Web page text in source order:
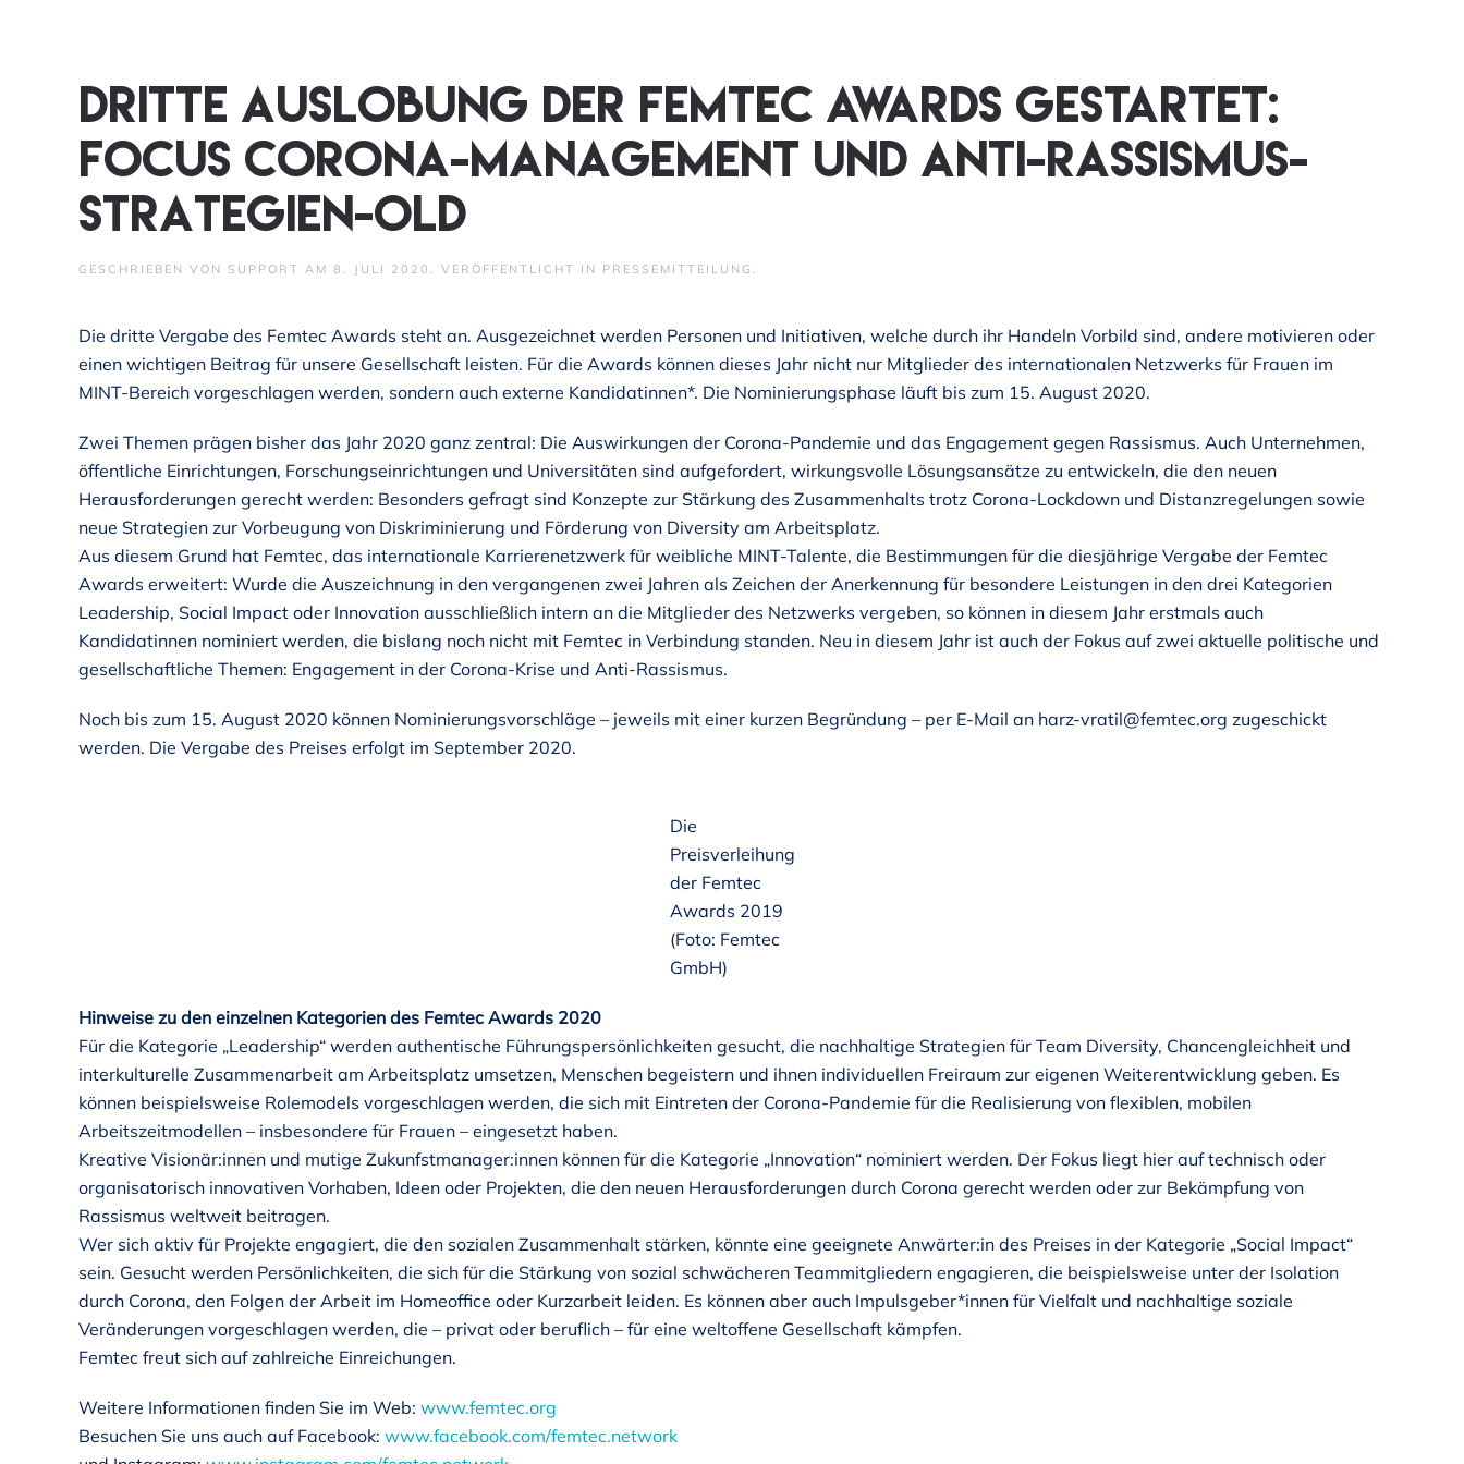
Dritte Auslobung der Femtec Awards gestartet:
Focus Corona-Management und Anti-Rassismus-
Strategien-old
GESCHRIEBEN VON SUPPORT AM 8. JULI 2020 . VERÖFFENTLICHT IN PRESSEMITTEILUNG .
Die dritte Vergabe des Femtec Awards steht an. Ausgezeichnet werden Personen und Initiativen, welche durch ihr Handeln Vorbild sind, andere motivieren oder
einen wichtigen Beitrag für unsere Gesellschaft leisten. Für die Awards können dieses Jahr nicht nur Mitglieder des internationalen Netzwerks für Frauen im
MINT-Bereich vorgeschlagen werden, sondern auch externe Kandidatinnen*. Die Nominierungsphase läuft bis zum 15. August 2020.
Zwei Themen prägen bisher das Jahr 2020 ganz zentral: Die Auswirkungen der Corona-Pandemie und das Engagement gegen Rassismus. Auch Unternehmen,
öffentliche Einrichtungen, Forschungseinrichtungen und Universitäten sind aufgefordert, wirkungsvolle Lösungsansätze zu entwickeln, die den neuen
Herausforderungen gerecht werden: Besonders gefragt sind Konzepte zur Stärkung des Zusammenhalts trotz Corona-Lockdown und Distanzregelungen sowie
neue Strategien zur Vorbeugung von Diskriminierung und Förderung von Diversity am Arbeitsplatz.
Aus diesem Grund hat Femtec, das internationale Karrierenetzwerk für weibliche MINT-Talente, die Bestimmungen für die diesjährige Vergabe der Femtec
Awards erweitert: Wurde die Auszeichnung in den vergangenen zwei Jahren als Zeichen der Anerkennung für besondere Leistungen in den drei Kategorien
Leadership, Social Impact oder Innovation ausschließlich intern an die Mitglieder des Netzwerks vergeben, so können in diesem Jahr erstmals auch
Kandidatinnen nominiert werden, die bislang noch nicht mit Femtec in Verbindung standen. Neu in diesem Jahr ist auch der Fokus auf zwei aktuelle politische und
gesellschaftliche Themen: Engagement in der Corona-Krise und Anti-Rassismus.
Noch bis zum 15. August 2020 können Nominierungsvorschläge – jeweils mit einer kurzen Begründung – per E-Mail an harz-vratil@femtec.org zugeschickt
werden. Die Vergabe des Preises erfolgt im September 2020.
Die
Preisverleihung
der Femtec
Awards 2019
(Foto: Femtec
GmbH)
Hinweise zu den einzelnen Kategorien des Femtec Awards 2020
Für die Kategorie „Leadership“ werden authentische Führungspersönlichkeiten gesucht, die nachhaltige Strategien für Team Diversity, Chancengleichheit und
interkulturelle Zusammenarbeit am Arbeitsplatz umsetzen, Menschen begeistern und ihnen individuellen Freiraum zur eigenen Weiterentwicklung geben. Es
können beispielsweise Rolemodels vorgeschlagen werden, die sich mit Eintreten der Corona-Pandemie für die Realisierung von flexiblen, mobilen
Arbeitszeitmodellen – insbesondere für Frauen – eingesetzt haben.
Kreative Visionär:innen und mutige Zukunfstmanager:innen können für die Kategorie „Innovation“ nominiert werden. Der Fokus liegt hier auf technisch oder
organisatorisch innovativen Vorhaben, Ideen oder Projekten, die den neuen Herausforderungen durch Corona gerecht werden oder zur Bekämpfung von
Rassismus weltweit beitragen.
Wer sich aktiv für Projekte engagiert, die den sozialen Zusammenhalt stärken, könnte eine geeignete Anwärter:in des Preises in der Kategorie „Social Impact“
sein. Gesucht werden Persönlichkeiten, die sich für die Stärkung von sozial schwächeren Teammitgliedern engagieren, die beispielsweise unter der Isolation
durch Corona, den Folgen der Arbeit im Homeoffice oder Kurzarbeit leiden. Es können aber auch Impulsgeber*innen für Vielfalt und nachhaltige soziale
Veränderungen vorgeschlagen werden, die – privat oder beruflich – für eine weltoffene Gesellschaft kämpfen.
Femtec freut sich auf zahlreiche Einreichungen.
Weitere Informationen finden Sie im Web: www.femtec.org
Besuchen Sie uns auch auf Facebook: www.facebook.com/femtec.network